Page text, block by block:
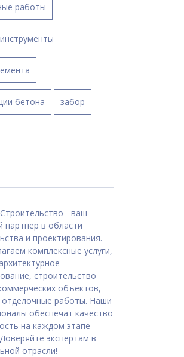
работы
бетона забор
- ваш
партнер в области
и проектирования.
комплексные услуги,
строительство
объектов,
работы. Наши
обеспечат качество
на каждом этапе
экспертам в
отрасли!